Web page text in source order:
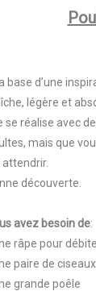
base d’une
légère et
se réalise avec
mais que
attendrir.
découverte.
avez besoin de:
râpe pour
paire de
grande poêle